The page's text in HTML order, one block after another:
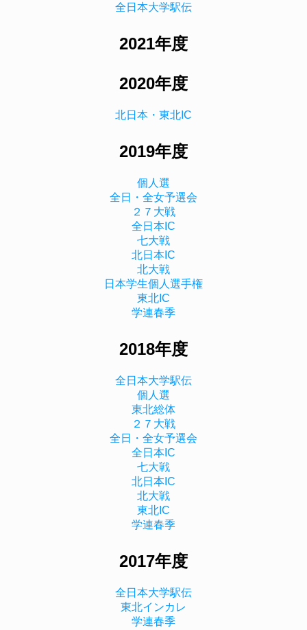
全日本大学駅伝
2021年度
2020年度
北日本・東北IC
2019年度
個人選
全日・全女予選会
２７大戦
全日本IC
七大戦
北日本IC
北大戦
日本学生個人選手権
東北IC
学連春季
2018年度
全日本大学駅伝
個人選
東北総体
２７大戦
全日・全女予選会
全日本IC
七大戦
北日本IC
北大戦
東北IC
学連春季
2017年度
全日本大学駅伝
東北インカレ
学連春季